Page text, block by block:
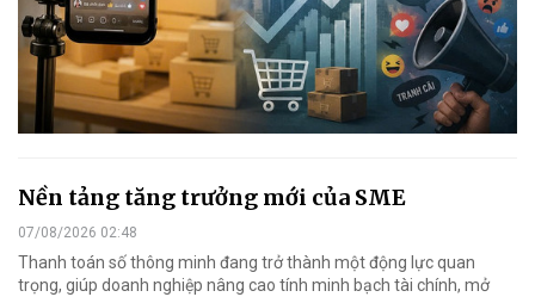
Nền tảng tăng trưởng mới của SME
07/08/2026 02:48
Thanh toán số thông minh đang trở thành một động lực quan
trọng, giúp doanh nghiệp nâng cao tính minh bạch tài chính, mở